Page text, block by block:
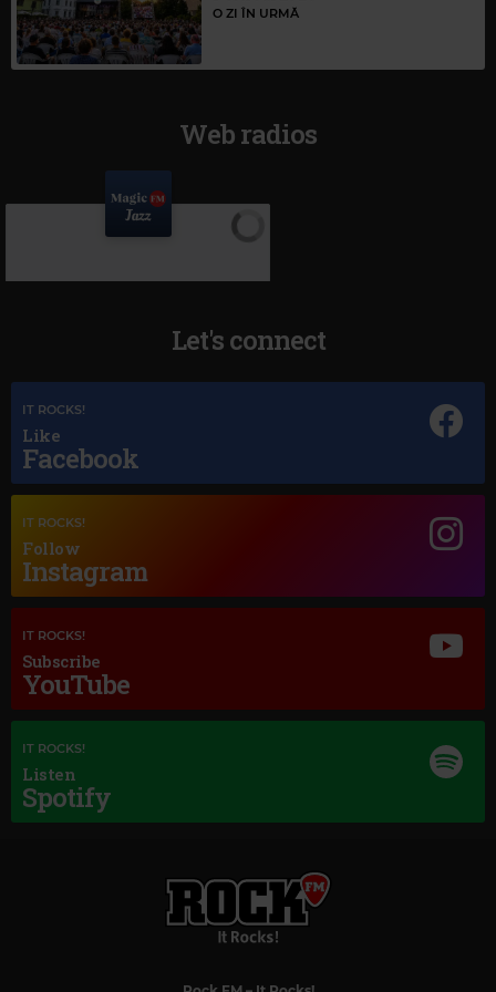
O ZI ÎN URMĂ
Web radios
Magic Jazz
UNION OF SOUND
Let's connect
IT ROCKS!
Like
Facebook
IT ROCKS!
Follow
Instagram
IT ROCKS!
Subscribe
YouTube
IT ROCKS!
Listen
Spotify